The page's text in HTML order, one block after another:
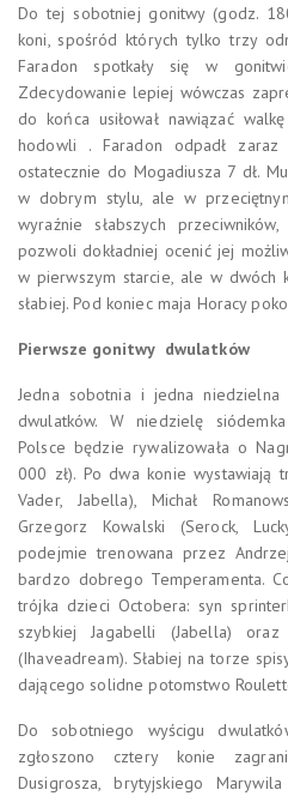
Do tej sobotniej gonitwy (godz.
koni, spośród których tylko trzy
Faradon spotkały się w
Zdecydowanie lepiej wówczas
do końca usiłował nawiązać
hodowli . Faradon odpadł
ostatecznie do Mogadiusza 7 dł.
w dobrym stylu, ale w
wyraźnie słabszych
pozwoli dokładniej ocenić jej
w pierwszym starcie, ale w dwóch
słabiej. Pod koniec maja Horacy
Pierwsze gonitwy dwulatków
Jedna sobotnia i jedna
dwulatków. W niedzielę
Polsce będzie rywalizowała o
000 zł). Po dwa konie wystawiają
Vader, Jabella), Michał
Grzegorz Kowalski (Serock,
podejmie trenowana przez
bardzo dobrego Temperamenta.
trójka dzieci Octobera: syn
szybkiej Jagabelli (Jabella)
(Ihaveadream). Słabiej na torze
dającego solidne potomstwo
Do sobotniego wyścigu
zgłoszono cztery konie
Dusigrosza, brytyjskiego